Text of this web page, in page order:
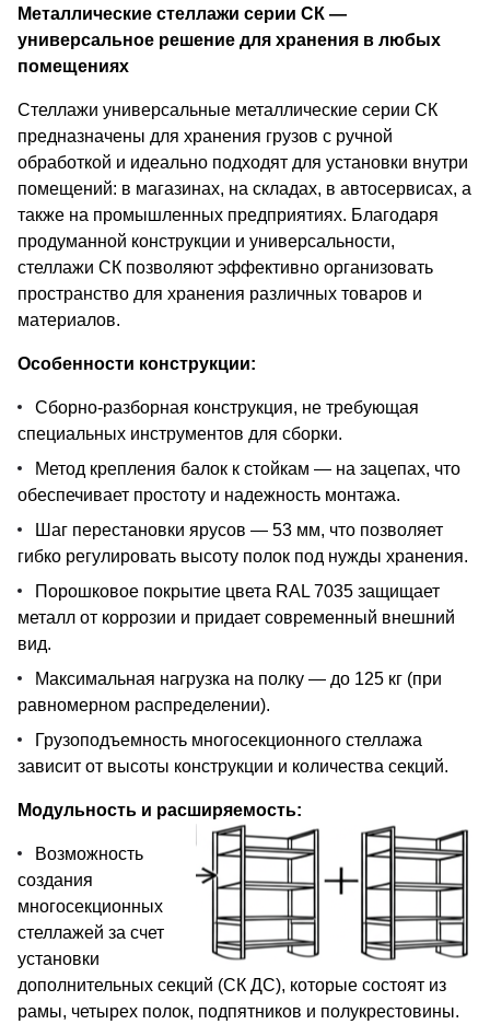
Металлические стеллажи серии СК —
универсальное решение для хранения в любых
помещениях
Стеллажи универсальные металлические серии СК
предназначены для хранения грузов с ручной
обработкой и идеально подходят для установки внутри
помещений: в магазинах, на складах, в автосервисах, а
также на промышленных предприятиях. Благодаря
продуманной конструкции и универсальности,
стеллажи СК позволяют эффективно организовать
пространство для хранения различных товаров и
материалов.
Особенности конструкции:
Сборно-разборная конструкция, не требующая
специальных инструментов для сборки.
Метод крепления балок к стойкам — на зацепах, что
обеспечивает простоту и надежность монтажа.
Шаг перестановки ярусов — 53 мм, что позволяет
гибко регулировать высоту полок под нужды хранения.
Порошковое покрытие цвета RAL 7035 защищает
металл от коррозии и придает современный внешний
вид.
Максимальная нагрузка на полку — до 125 кг (при
равномерном распределении).
Грузоподъемность многосекционного стеллажа
зависит от высоты конструкции и количества секций.
Модульность и расширяемость:
Возможность
создания
многосекционных
стеллажей за счет
установки
дополнительных секций (СК ДС), которые состоят из
рамы, четырех полок, подпятников и полукрестовины.